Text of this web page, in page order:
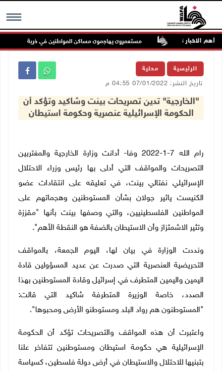
MENU أهم الاخبار
الملاحة مستعمرون يهاجمون مساكن المواطنين في خربة الحمة بالأغوار
الرئيسية محلية
تاريخ النشر: 07/01/2022 04:55 م
"الخارجية" تدين تصريحات بينت وشاكيد وتؤكد أن
الحكومة الإسرائيلية عنصرية وحكومة استيطان
رام الله 7-1-2022 وفا- أدانت وزارة الخارجية والمغتربين
التصريحات والمواقف التي أدلى بها رئيس وزراء الاحتلال
الإسرائيلي نفتالي بينت، في تعليقه على انتقادات عضو
الكنيست يائير جولان بشأن المستوطنين وهجماتهم على
المواطنين الفلسطينيين، والتي وصفها بينت بأنها "مقززة
وتثير الاشمئزاز وأن الاستيطان بالضفة هو النقطة الأهم".
ونددت الوزارة في بيان لها، اليوم الجمعة، بالمواقف
التحريضية العنصرية التي صدرت عن عديد المسؤولين قادة
اليمين واليمين المتطرف في إسرائيل وقادة المستوطنين بهذا
الصدد، خاصة الوزيرة المتطرفة شاكيد التي قالت:
"المستوطنون هم رواد البلد ومستوطنو الأرض ومحبوها".
واعتبرت أن هذه المواقف والتصريحات تؤكد أن الحكومة
الإسرائيلية هي حكومة استيطان ومستوطنين تتفاخر علنا
بتبنيها للاحتلال والاستيطان في أرض دولة فلسطين، كسياسة